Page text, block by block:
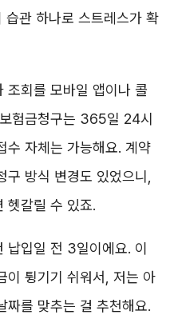
관 하나로 스트레스가 확
조회를 모바일 앱이나 콜
험금청구는 365일 24시
수 자체는 가능해요. 계약
방식 변경도 있었으니,
헷갈릴 수 있죠.
납입일 전 3일이에요. 이
이 튕기기 쉬워서, 저는 아
짜를 맞추는 걸 추천해요.